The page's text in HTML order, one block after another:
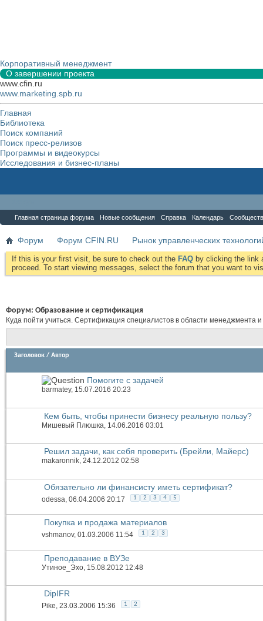
Корпоративный менеджмент
О завершении проекта
www.cfin.ru
www.marketing.spb.ru
Главная
Библиотека
Поиск компаний
Поиск пресс-релизов
Программы и видеокурсы
Исследования и бизнес-планы
Главная страница форума Новые сообщения Справка Календарь
Форум Форум CFIN.RU Рынок управленческих
If this is your first visit, be sure to check out the FAQ by clicking the link
proceed. To start viewing messages, select the forum that you want to
Форум: Образование и сертификация
Куда пойти учиться. Сертификация специалистов в области менеджмента
Заголовок / Автор
Помогите с задачей
barmatey, 15.07.2016 20:23
Кем быть, чтобы принести бизнесу реальную пользу?
Мишевый Плюшка, 14.06.2016 03:01
Решил задачи, как себя проверить (Брейли, Майерс)
makaronnik, 24.12.2012 02:58
Обязательно ли финансисту иметь сертификат?
odessa , 06.04.2006 20:17 1 2 3 4 5
Покупка и продажа материалов
vshmanov, 01.03.2006 11:54 1 2 3
Преподавание в ВУЗе
Утиное_Эхо , 15.08.2012 12:48
DipIFR
Pike, 23.03.2006 15:36 1 2